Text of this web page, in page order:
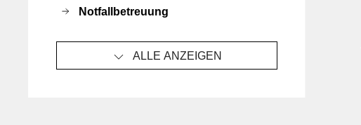
Notfallbetreuung
ALLE ANZEIGEN